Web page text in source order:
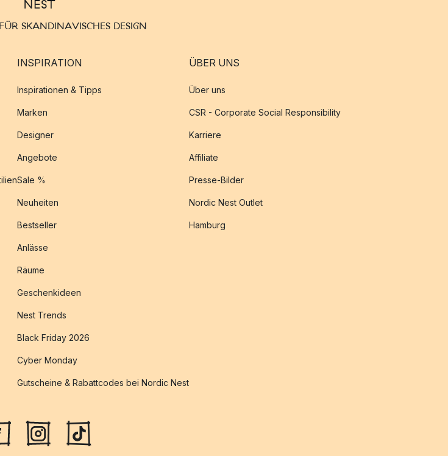
SKANDINAVISCHES DESIGN
INSPIRATION
Inspirationen & Tipps
Marken
Designer
Angebote
Sale %
Neuheiten
Bestseller
Anlässe
Räume
Geschenkideen
Nest Trends
Black Friday 2026
Cyber Monday
Gutscheine & Rabattcodes bei Nordic Nest
ÜBER UNS
Über uns
CSR - Corporate Social Responsibility
Karriere
Affiliate
Presse-Bilder
Nordic Nest Outlet
Hamburg